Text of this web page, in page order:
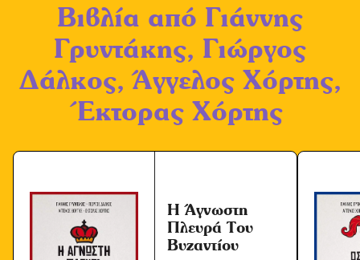
ν
Βιβλία από Γιάννης
Γρυντάκης, Γιώργος
Δάλκος, Άγγελος Χόρτης,
Έκτορας Χόρτης
Η Άγνωστη
Πλευρά Του
Βυζαντίου